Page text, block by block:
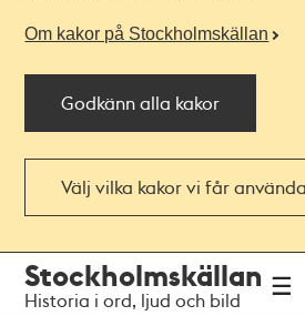
Om kakor på Stockholmskällan
Godkänn alla kakor
Välj vilka kakor vi får använda
navigationen
huvudinnehållet
Stockholmskällan
Historia i ord, ljud och bild